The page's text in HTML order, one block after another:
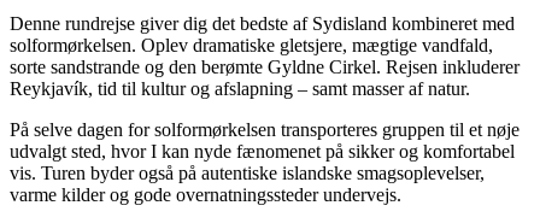
Denne rundrejse giver dig det bedste af Sydisland kombineret med
solformørkelsen. Oplev dramatiske gletsjere, mægtige vandfald,
sorte sandstrande og den berømte Gyldne Cirkel. Rejsen inkluderer
Reykjavík, tid til kultur og afslapning – samt masser af natur.
På selve dagen for solformørkelsen transporteres gruppen til et nøje
udvalgt sted, hvor I kan nyde fænomenet på sikker og komfortabel
vis. Turen byder også på autentiske islandske smagsoplevelser,
varme kilder og gode overnatningssteder undervejs.